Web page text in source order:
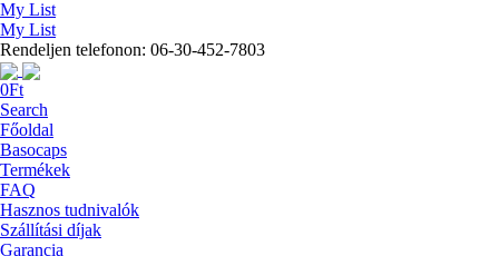
My List
My List
Rendeljen telefonon: 06-30-452-7803
0Ft
Search
Főoldal
Basocaps
Termékek
FAQ
Hasznos tudnivalók
Szállítási díjak
Garancia